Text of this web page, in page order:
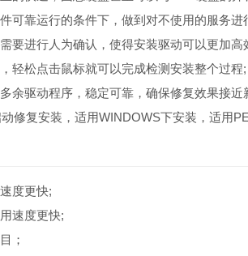
可靠运行的条件下，做到对不使用的服务进
要进行人为确认，使得安装驱动可以更加高
轻松点击鼠标就可以完成检测安装整个过程;
余驱动程序，稳定可靠，确保修复效果接近
修复安装，适用WINDOWS下安装，适用
度更快;
速度更快;
；